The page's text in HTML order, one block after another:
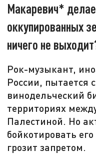
Макаревич*
оккупированных
ничего не
Рок-музыкант,
России, пытается
винодельческий
территориях
Палестиной. Но
бойкотировать
грозит запретом.